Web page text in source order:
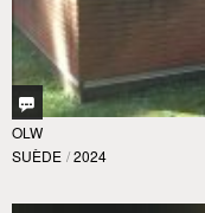
OLW
SUÈDE / 2024